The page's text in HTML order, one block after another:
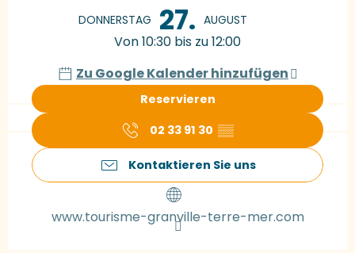
DONNERSTAG 27. AUGUST
Von 10:30 bis zu 12:00
Zu Google Kalender hinzufügen
Reservieren
02 33 91 30 ▒▒
Kontaktieren Sie uns
www.tourisme-granville-terre-mer.com